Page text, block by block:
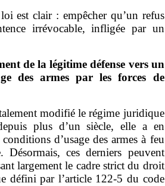
est clair : empêcher qu’un refus
irrévocable, infligée par un
de la légitime défense vers un
des armes par les forces de
modifié le régime juridique
plus d’un siècle, elle a en
d’usage des armes à feu
ces derniers peuvent
largement le cadre strict du droit
défini par l’article 122‑5 du code